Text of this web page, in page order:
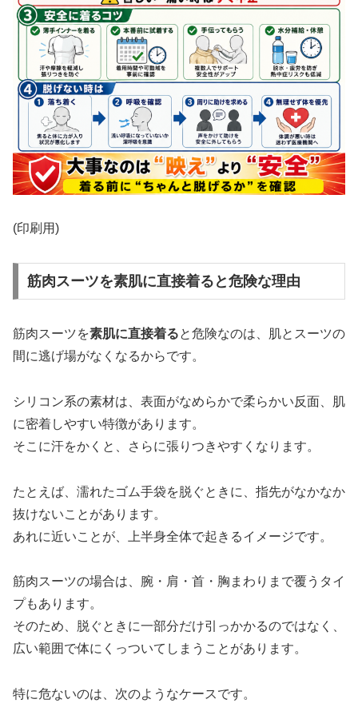
(印刷用)
筋肉スーツを素肌に直接着ると危険な理由
筋肉スーツを素肌に直接着ると危険なのは、肌とスーツの
間に逃げ場がなくなるからです。
シリコン系の素材は、表面がなめらかで柔らかい反面、肌
に密着しやすい特徴があります。
そこに汗をかくと、さらに張りつきやすくなります。
たとえば、濡れたゴム手袋を脱ぐときに、指先がなかなか
抜けないことがあります。
あれに近いことが、上半身全体で起きるイメージです。
筋肉スーツの場合は、腕・肩・首・胸まわりまで覆うタイ
プもあります。
そのため、脱ぐときに一部分だけ引っかかるのではなく、
広い範囲で体にくっついてしまうことがあります。
特に危ないのは、次のようなケースです。